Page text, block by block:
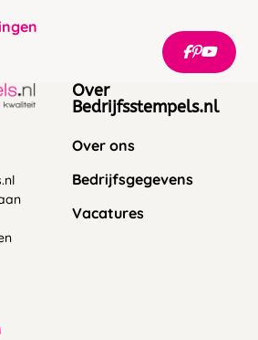
Over
Bedrijfsstempels.nl
Over ons
Bedrijfsgegevens
Vacatures